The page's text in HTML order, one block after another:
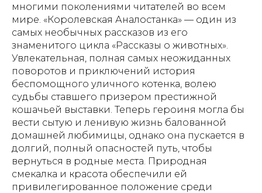
многими поколениями читателей во всем
мире. «Королевская Аналостанка» — один из
самых необычных рассказов из его
знаменитого цикла «Рассказы о животных».
Увлекательная, полная самых неожиданных
поворотов и приключений история
беспомощного уличного котенка, волею
судьбы ставшего призером престижной
кошачьей выставки. Теперь героиня могла бы
вести сытую и ленивую жизнь балованной
домашней любимицы, однако она пускается в
долгий, полный опасностей путь, чтобы
вернуться в родные места. Природная
смекалка и красота обеспечили ей
привилегированное положение среди